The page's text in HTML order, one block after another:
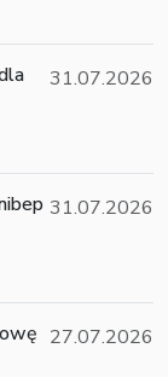
31.07.2026
31.07.2026
27.07.2026